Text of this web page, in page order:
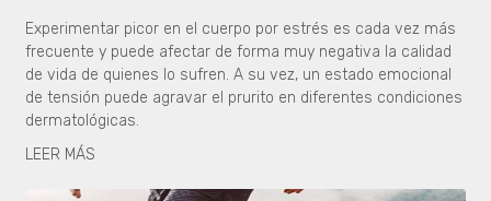
Experimentar picor en el cuerpo por estrés es cada vez más
frecuente y puede afectar de forma muy negativa la calidad
de vida de quienes lo sufren. A su vez, un estado emocional
de tensión puede agravar el prurito en diferentes condiciones
dermatológicas.
LEER MÁS